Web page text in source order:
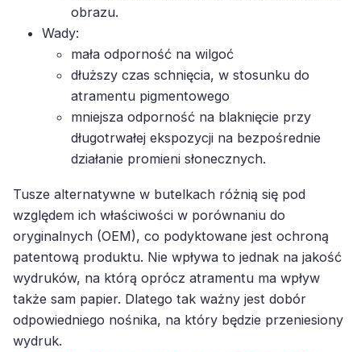
obrazu.
Wady:
mała odporność na wilgoć
dłuższy czas schnięcia, w stosunku do
atramentu pigmentowego
mniejsza odporność na blaknięcie przy
długotrwałej ekspozycji na bezpośrednie
działanie promieni słonecznych.
Tusze alternatywne w butelkach różnią się pod
względem ich właściwości w porównaniu do
oryginalnych (OEM), co podyktowane jest ochroną
patentową produktu. Nie wpływa to jednak na jakość
wydruków, na którą oprócz atramentu ma wpływ
także sam papier. Dlatego tak ważny jest dobór
odpowiedniego nośnika, na który będzie przeniesiony
wydruk.